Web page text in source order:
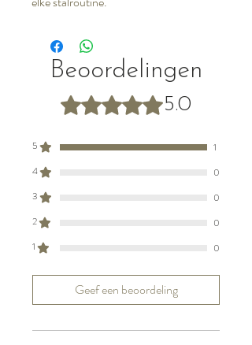
Beoordelingen
Beoordeeld met 5 uit 5 sterren.
5.0
5
1
4
0
3
0
2
0
1
0
Geef een beoordeling